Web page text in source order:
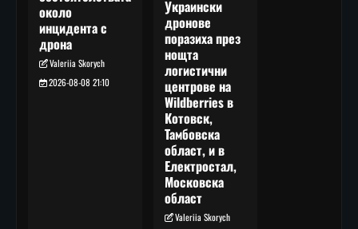
около
инцидента с
дрона
Valeriia Skorych
2026-08-08 21:10
Украински
дронове
поразиха през
нощта
логистични
центрове на
Wildberries в
Котовск,
Тамбовска
област, и в
Електростал,
Московска
област
Valeriia Skorych